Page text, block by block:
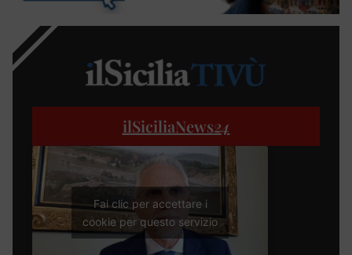
ilSiciliaNews24
Fai clic per accettare i
cookie per questo servizio